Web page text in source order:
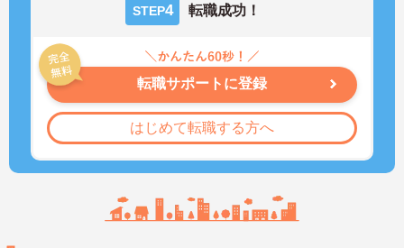
STEP4 転職成功！
転職サポートに登録
はじめて転職する方へ